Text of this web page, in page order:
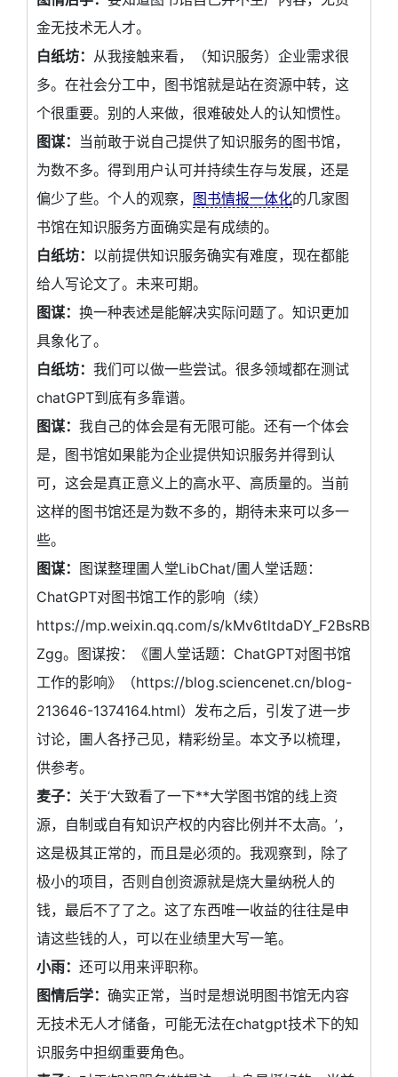
金无技术无人才。
白纸坊： 从我接触来看，（知识服务）企业需求很
多。在社会分工中，图书馆就是站在资源中转，这
个很重要。别的人来做，很难破处人的认知惯性。
图谋： 当前敢于说自己提供了知识服务的图书馆，
为数不多。得到用户认可并持续生存与发展，还是
偏少了些。个人的观察， 图书情报一体化的几家图
书馆在知识服务方面确实是有成绩的。
白纸坊： 以前提供知识服务确实有难度，现在都能
给人写论文了。未来可期。
图谋： 换一种表述是能解决实际问题了。知识更加
具象化了。
白纸坊： 我们可以做一些尝试。很多领域都在测试
chatGPT到底有多靠谱。
图谋： 我自己的体会是有无限可能。还有一个体会
是，图书馆如果能为企业提供知识服务并得到认
可，这会是真正意义上的高水平、高质量的。当前
这样的图书馆还是为数不多的，期待未来可以多一
些。
图谋： 图谋整理圕人堂LibChat/圕人堂话题：
ChatGPT对图书馆工作的影响（续）
https://mp.weixin.qq.com/s/kMv6tltdaDY_F2BsRB-
Zgg。图谋按：《圕人堂话题：ChatGPT对图书馆
工作的影响》（https://blog.sciencenet.cn/blog-
213646-1374164.html）发布之后，引发了进一步
讨论，圕人各抒己见，精彩纷呈。本文予以梳理，
供参考。
麦子： 关于‘大致看了一下**大学图书馆的线上资
源，自制或自有知识产权的内容比例并不太高。’，
这是极其正常的，而且是必须的。我观察到，除了
极小的项目，否则自创资源就是烧大量纳税人的
钱，最后不了了之。这了东西唯一收益的往往是申
请这些钱的人，可以在业绩里大写一笔。
小雨： 还可以用来评职称。
图情后学： 确实正常，当时是想说明图书馆无内容
无技术无人才储备，可能无法在chatgpt技术下的知
识服务中担纲重要角色。